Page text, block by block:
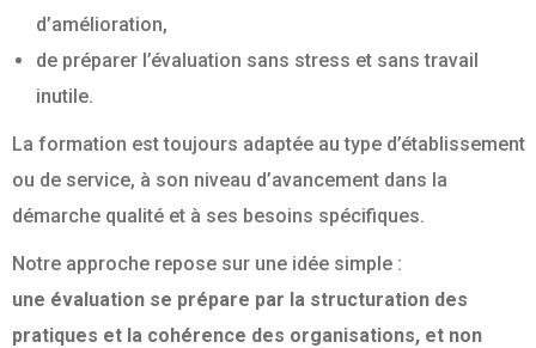
d’amélioration,
de préparer l’évaluation sans stress et sans travail
inutile.
La formation est toujours adaptée au type d’établissement
ou de service, à son niveau d’avancement dans la
démarche qualité et à ses besoins spécifiques.
Notre approche repose sur une idée simple :
une évaluation se prépare par la structuration des
pratiques et la cohérence des organisations, et non